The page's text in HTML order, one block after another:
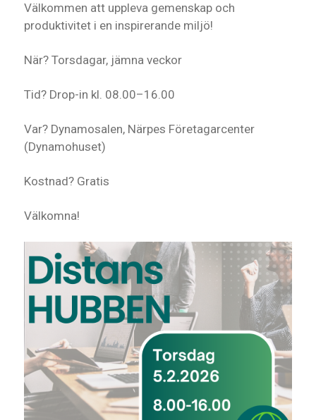
Välkommen att uppleva gemenskap och
produktivitet i en inspirerande miljö!
När? Torsdagar, jämna veckor
Tid? Drop-in kl. 08.00–16.00
Var? Dynamosalen, Närpes Företagarcenter
(Dynamohuset)
Kostnad? Gratis
Välkomna!